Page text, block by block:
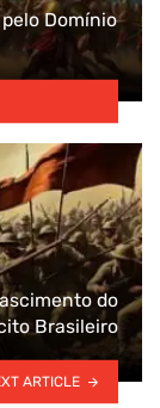
Domínio
do
Brasileiro
ARTICLE